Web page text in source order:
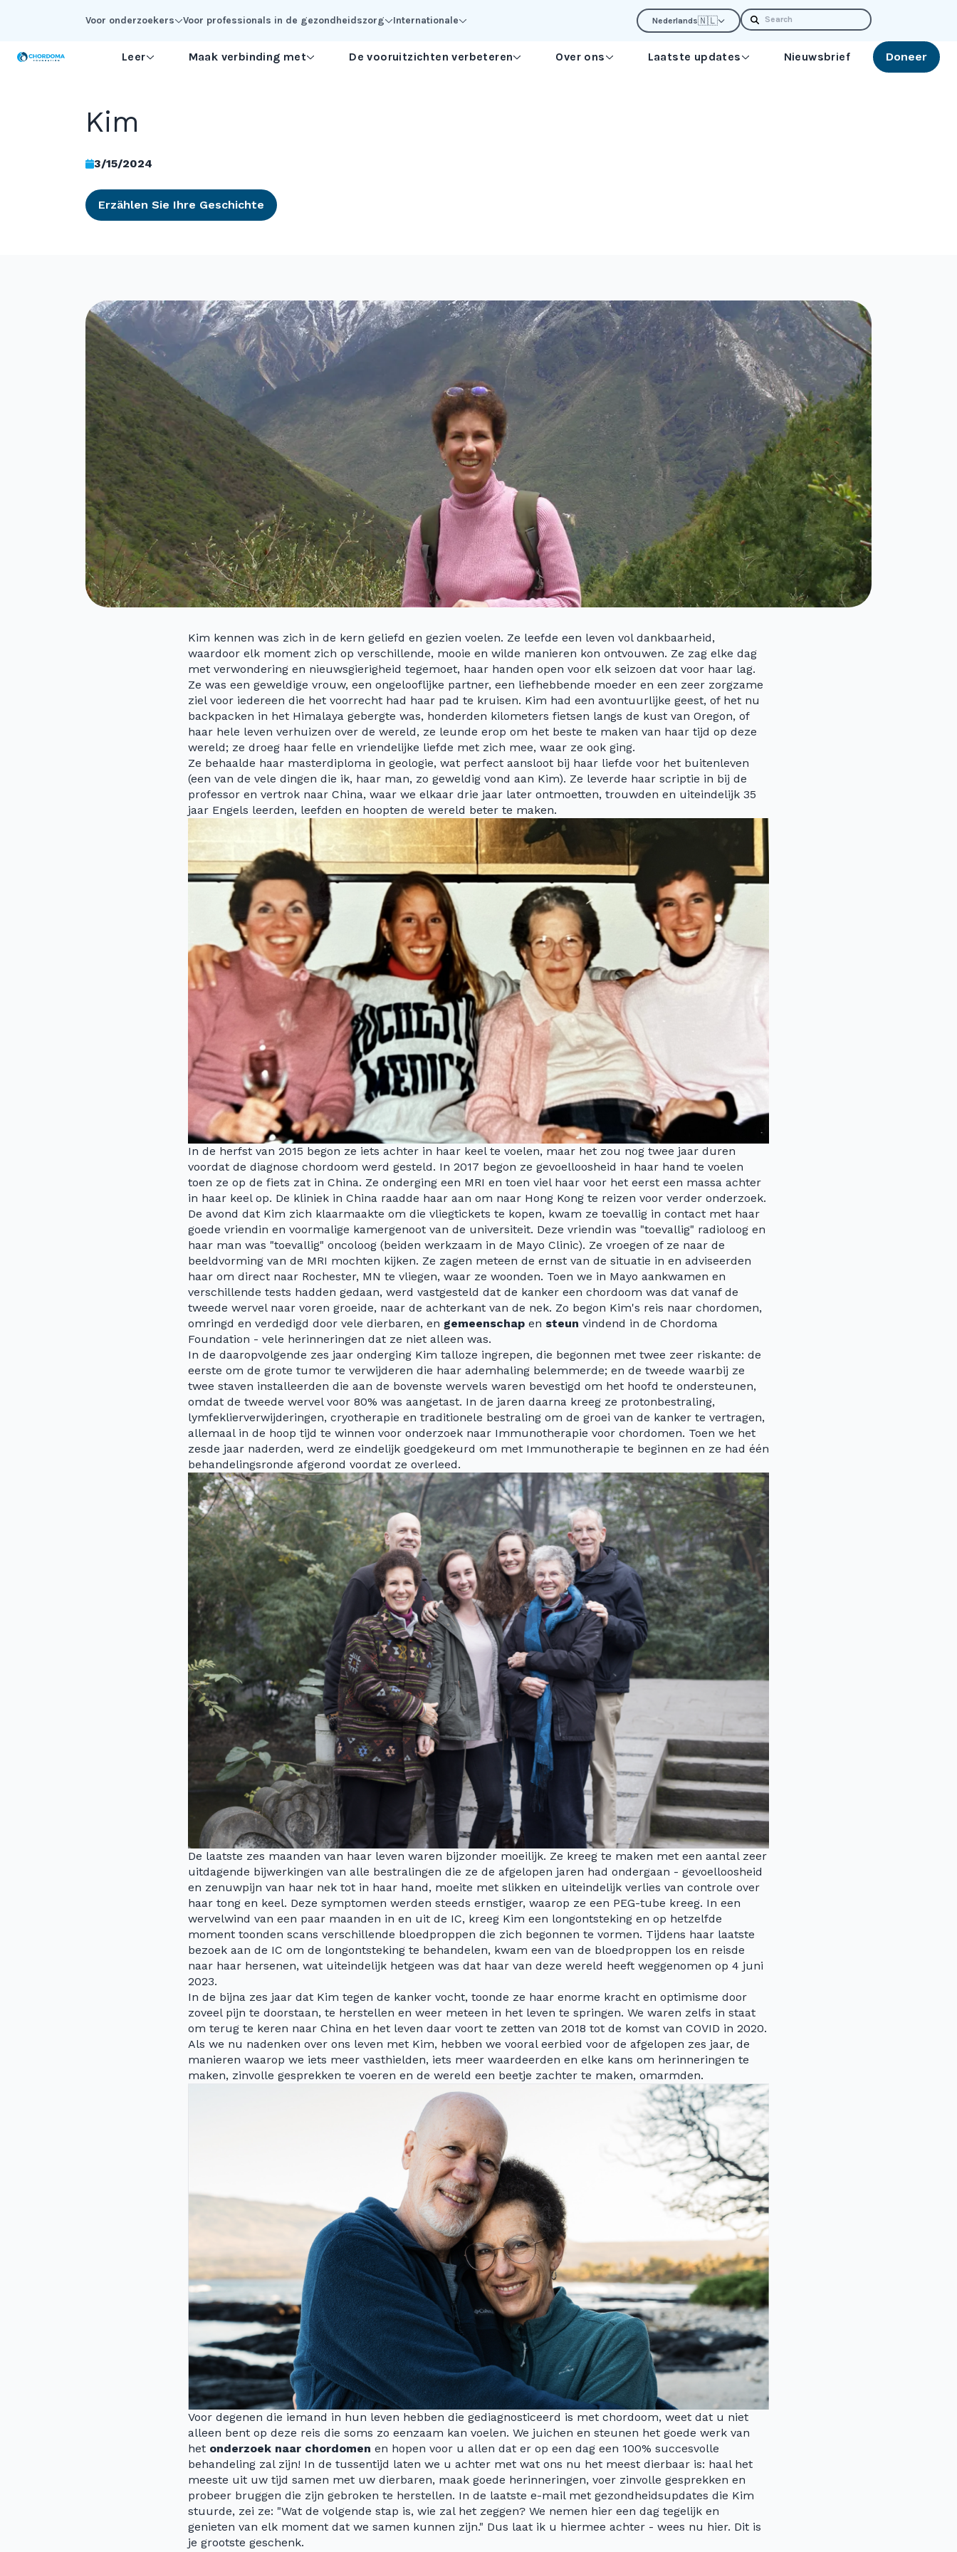
Voor onderzoekers Voor professionals in de gezondheidszorg Internationale Nederlands🇳🇱 Search
Leer Maak verbinding met De vooruitzichten verbeteren Over ons Laatste updates Nieuwsbrief Doneer
Kim
3/15/2024
Erzählen Sie Ihre Geschichte
Kim kennen was zich in de kern geliefd en gezien voelen. Ze leefde een leven vol dankbaarheid,
waardoor elk moment zich op verschillende, mooie en wilde manieren kon ontvouwen. Ze zag elke dag
met verwondering en nieuwsgierigheid tegemoet, haar handen open voor elk seizoen dat voor haar lag.
Ze was een geweldige vrouw, een ongelooflijke partner, een liefhebbende moeder en een zeer zorgzame
ziel voor iedereen die het voorrecht had haar pad te kruisen. Kim had een avontuurlijke geest, of het nu
backpacken in het Himalaya gebergte was, honderden kilometers fietsen langs de kust van Oregon, of
haar hele leven verhuizen over de wereld, ze leunde erop om het beste te maken van haar tijd op deze
wereld; ze droeg haar felle en vriendelijke liefde met zich mee, waar ze ook ging.
Ze behaalde haar masterdiploma in geologie, wat perfect aansloot bij haar liefde voor het buitenleven
(een van de vele dingen die ik, haar man, zo geweldig vond aan Kim). Ze leverde haar scriptie in bij de
professor en vertrok naar China, waar we elkaar drie jaar later ontmoetten, trouwden en uiteindelijk 35
jaar Engels leerden, leefden en hoopten de wereld beter te maken.
In de herfst van 2015 begon ze iets achter in haar keel te voelen, maar het zou nog twee jaar duren
voordat de diagnose chordoom werd gesteld. In 2017 begon ze gevoelloosheid in haar hand te voelen
toen ze op de fiets zat in China. Ze onderging een MRI en toen viel haar voor het eerst een massa achter
in haar keel op. De kliniek in China raadde haar aan om naar Hong Kong te reizen voor verder onderzoek.
De avond dat Kim zich klaarmaakte om die vliegtickets te kopen, kwam ze toevallig in contact met haar
goede vriendin en voormalige kamergenoot van de universiteit. Deze vriendin was "toevallig" radioloog en
haar man was "toevallig" oncoloog (beiden werkzaam in de Mayo Clinic). Ze vroegen of ze naar de
beeldvorming van de MRI mochten kijken. Ze zagen meteen de ernst van de situatie in en adviseerden
haar om direct naar Rochester, MN te vliegen, waar ze woonden. Toen we in Mayo aankwamen en
verschillende tests hadden gedaan, werd vastgesteld dat de kanker een chordoom was dat vanaf de
tweede wervel naar voren groeide, naar de achterkant van de nek. Zo begon Kim's reis naar chordomen,
omringd en verdedigd door vele dierbaren, en gemeenschap en steun vindend in de Chordoma
Foundation - vele herinneringen dat ze niet alleen was.
In de daaropvolgende zes jaar onderging Kim talloze ingrepen, die begonnen met twee zeer riskante: de
eerste om de grote tumor te verwijderen die haar ademhaling belemmerde; en de tweede waarbij ze
twee staven installeerden die aan de bovenste wervels waren bevestigd om het hoofd te ondersteunen,
omdat de tweede wervel voor 80% was aangetast. In de jaren daarna kreeg ze protonbestraling,
lymfeklierverwijderingen, cryotherapie en traditionele bestraling om de groei van de kanker te vertragen,
allemaal in de hoop tijd te winnen voor onderzoek naar Immunotherapie voor chordomen. Toen we het
zesde jaar naderden, werd ze eindelijk goedgekeurd om met Immunotherapie te beginnen en ze had één
behandelingsronde afgerond voordat ze overleed.
De laatste zes maanden van haar leven waren bijzonder moeilijk. Ze kreeg te maken met een aantal zeer
uitdagende bijwerkingen van alle bestralingen die ze de afgelopen jaren had ondergaan - gevoelloosheid
en zenuwpijn van haar nek tot in haar hand, moeite met slikken en uiteindelijk verlies van controle over
haar tong en keel. Deze symptomen werden steeds ernstiger, waarop ze een PEG-tube kreeg. In een
wervelwind van een paar maanden in en uit de IC, kreeg Kim een longontsteking en op hetzelfde
moment toonden scans verschillende bloedproppen die zich begonnen te vormen. Tijdens haar laatste
bezoek aan de IC om de longontsteking te behandelen, kwam een van de bloedproppen los en reisde
naar haar hersenen, wat uiteindelijk hetgeen was dat haar van deze wereld heeft weggenomen op 4 juni
2023.
In de bijna zes jaar dat Kim tegen de kanker vocht, toonde ze haar enorme kracht en optimisme door
zoveel pijn te doorstaan, te herstellen en weer meteen in het leven te springen. We waren zelfs in staat
om terug te keren naar China en het leven daar voort te zetten van 2018 tot de komst van COVID in 2020.
Als we nu nadenken over ons leven met Kim, hebben we vooral eerbied voor de afgelopen zes jaar, de
manieren waarop we iets meer vasthielden, iets meer waardeerden en elke kans om herinneringen te
maken, zinvolle gesprekken te voeren en de wereld een beetje zachter te maken, omarmden.
Voor degenen die iemand in hun leven hebben die gediagnosticeerd is met chordoom, weet dat u niet
alleen bent op deze reis die soms zo eenzaam kan voelen. We juichen en steunen het goede werk van
het onderzoek naar chordomen en hopen voor u allen dat er op een dag een 100% succesvolle
behandeling zal zijn! In de tussentijd laten we u achter met wat ons nu het meest dierbaar is: haal het
meeste uit uw tijd samen met uw dierbaren, maak goede herinneringen, voer zinvolle gesprekken en
probeer bruggen die zijn gebroken te herstellen. In de laatste e-mail met gezondheidsupdates die Kim
stuurde, zei ze: "Wat de volgende stap is, wie zal het zeggen? We nemen hier een dag tegelijk en
genieten van elk moment dat we samen kunnen zijn." Dus laat ik u hiermee achter - wees nu hier. Dit is
je grootste geschenk.